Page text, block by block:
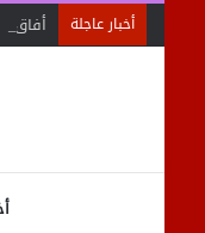
أخبار عاجلة أفاق